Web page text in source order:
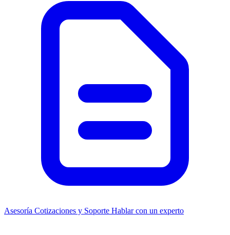
Asesoría Cotizaciones y Soporte Hablar con un experto